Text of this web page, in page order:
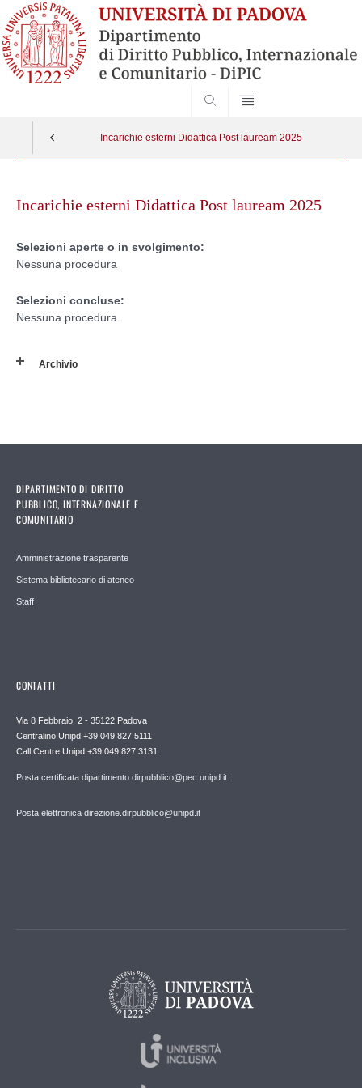
Incarichie esterni Didattica Post lauream 2025
contentIncarichie esterni Didattica Post lauream 2025
Selezioni aperte o in svolgimento:
Nessuna procedura
Selezioni concluse:
Nessuna procedura
Archivio
DIPARTIMENTO DI DIRITTO
PUBBLICO, INTERNAZIONALE E
COMUNITARIO
Amministrazione trasparente
Sistema bibliotecario di ateneo
Staff
CONTATTI
Via 8 Febbraio, 2 - 35122 Padova
Centralino Unipd +39 049 827 5111
Call Centre Unipd +39 049 827 3131
Posta certificata dipartimento.dirpubblico@pec.unipd.it
Posta elettronica direzione.dirpubblico@unipd.it